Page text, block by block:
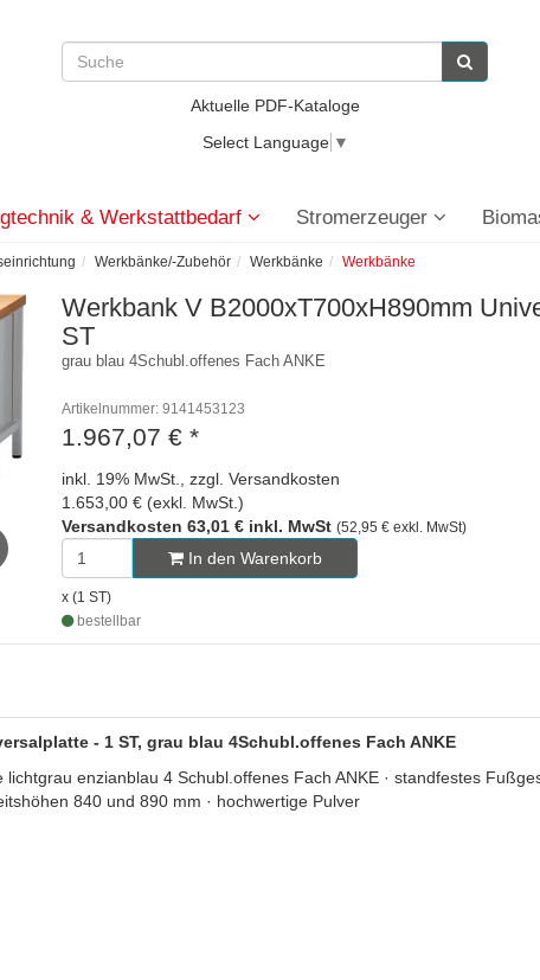
Aktuelle PDF-Kataloge
Select Language ▼
& Werkstattbedarf Stromerzeuger
Werkbänke/-Zubehör Werkbänke Werkbänke
Werkbank V B2000xT700xH890mm
ST
grau blau 4Schubl.offenes Fach ANKE
Artikelnummer: 9141453123
1.967,07 € *
inkl. 19% MwSt., zzgl. Versandkosten
1.653,00 € (exkl. MwSt.)
Versandkosten 63,01 € inkl. MwSt (52,95 € exkl. MwSt)
In den Warenkorb
x (1 ST)
bestellbar
- 1 ST, grau blau 4Schubl.offenes Fach ANKE
enzianblau 4 Schubl.offenes Fach ANKE · standfestes
840 und 890 mm · hochwertige Pulver